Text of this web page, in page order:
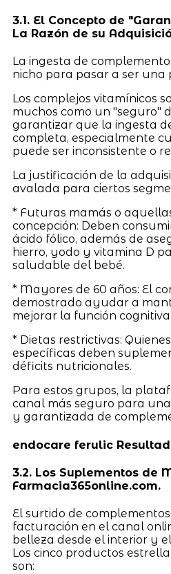
3.1. El Concepto de
La Razón de su
La ingesta de
nicho para pasar a ser una
Los complejos vitamínicos
muchos como un "seguro"
garantizar que la ingesta
completa, especialmente
puede ser inconsistente o
La justificación de la
avalada para ciertos
* Futuras mamás o
concepción: Deben
ácido fólico, además de
hierro, yodo y vitamina D
saludable del bebé.
* Mayores de 60 años: El
demostrado ayudar a
mejorar la función
* Dietas restrictivas:
específicas deben
déficits nutricionales.
Para estos grupos, la
canal más seguro para
y garantizada de
endocare ferulic
3.2. Los Suplementos de
Farmacia365online.com.
El surtido de
facturación en el canal
belleza desde el interior y
Los cinco productos
son: